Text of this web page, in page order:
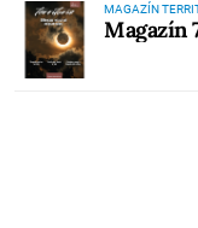
MAGAZÍN
Magazín